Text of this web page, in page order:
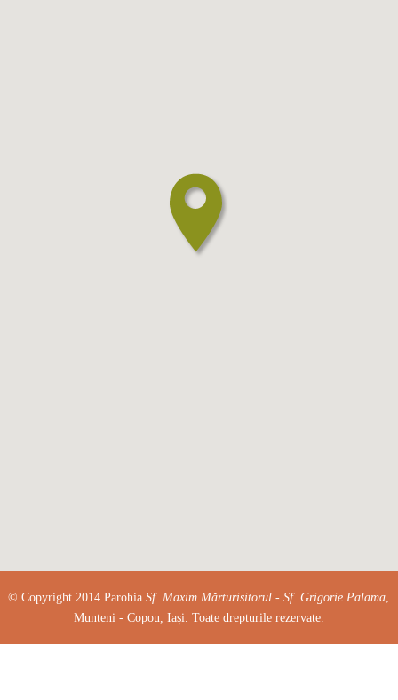
© Copyright 2014 ParohiaSf. Maxim Mărturisitorul - Sf. Grigorie Palama
Munteni - Copou, Iași. Toate drepturile rezervate.